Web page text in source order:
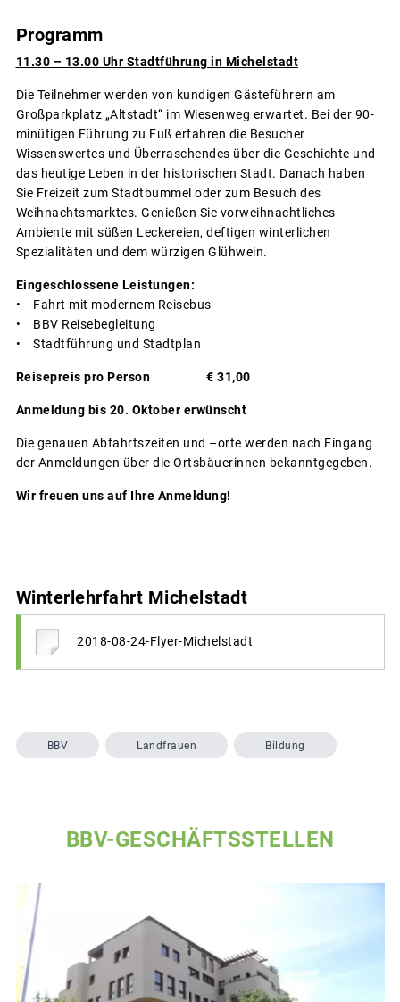
Programm
11.30 – 13.00 Uhr Stadtführung in Michelstadt
Die Teilnehmer werden von kundigen Gästeführern am
Großparkplatz „Altstadt“ im Wiesenweg erwartet. Bei der 90-
minütigen Führung zu Fuß erfahren die Besucher
Wissenswertes und Überraschendes über die Geschichte und
das heutige Leben in der historischen Stadt. Danach haben
Sie Freizeit zum Stadtbummel oder zum Besuch des
Weihnachtsmarktes. Genießen Sie vorweihnachtliches
Ambiente mit süßen Leckereien, deftigen winterlichen
Spezialitäten und dem würzigen Glühwein.
Eingeschlossene Leistungen:
• Fahrt mit modernem Reisebus
• BBV Reisebegleitung
• Stadtführung und Stadtplan
Reisepreis pro Person € 31,00
Anmeldung bis 20. Oktober erwünscht
Die genauen Abfahrtszeiten und –orte werden nach Eingang
der Anmeldungen über die Ortsbäuerinnen bekanntgegeben.
Wir freuen uns auf Ihre Anmeldung!
Winterlehrfahrt Michelstadt
2018-08-24-Flyer-Michelstadt
BBV Landfrauen Bildung
BBV-GESCHÄFTSSTELLEN